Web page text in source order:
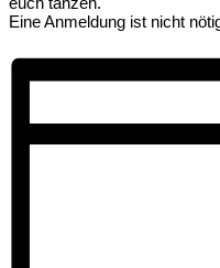
Eine Anmeldung ist nicht